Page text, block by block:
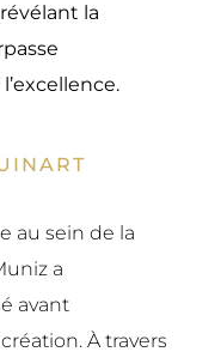
révélant la
au sein de la
a
avant
À travers